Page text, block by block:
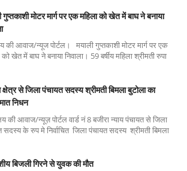
गुप्तकाशी मोटर मार्ग पर एक महिला को खेत में बाघ ने बनाया
की आवाज/न्यूज पोर्टल। मयाली गुप्तकाशी मोटर मार्ग पर एक
को खेत में बाघ ने बनाया निवाला। 59 बर्षीय महिला श्रीमती रुपा
क्षेत्र से जिला पंचायत सदस्य श्रीमती बिमला बुटोला का
निधन
की आवाज/न्यूज़ पोर्टल वार्ड नं 8 बजीरा न्याय पंचायत से जिला
सदस्य के रुप मे निर्वाचित जिला पंचायत सदस्य श्रीमती बिमला
बिजली गिरने से युवक की मौत